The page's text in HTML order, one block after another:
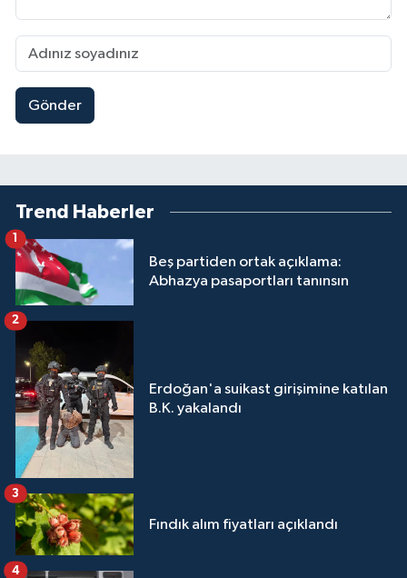
Gönder
Trend Haberler
Beş partiden ortak açıklama:
Abhazya pasaportları tanınsın
1
Erdoğan'a suikast girişimine katılan
B.K. yakalandı
2
Fındık alım fiyatları açıklandı
3
4